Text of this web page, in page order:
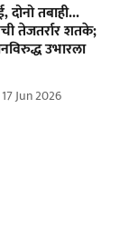
दोनो तबाही...
तेजतर्रार शतके;
उभारला
17 Jun 2026